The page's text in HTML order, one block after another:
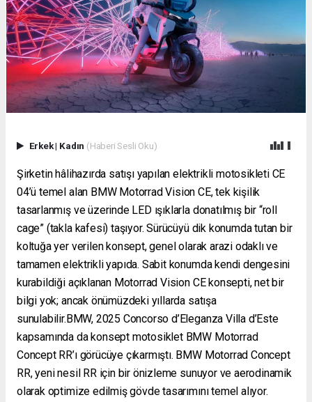
Erkek| Kadın (Haberi Sesli Oku)
Şirketin hâlihazırda satışı yapılan elektrikli motosikleti CE
04’ü temel alan BMW Motorrad Vision CE, tek kişilik
tasarlanmış ve üzerinde LED ışıklarla donatılmış bir “roll
cage” (takla kafesi) taşıyor. Sürücüyü dik konumda tutan bir
koltuğa yer verilen konsept, genel olarak arazi odaklı ve
tamamen elektrikli yapıda. Sabit konumda kendi dengesini
kurabildiği açıklanan Motorrad Vision CE konsepti, net bir
bilgi yok; ancak önümüzdeki yıllarda satışa
sunulabilir.BMW, 2025 Concorso d’Eleganza Villa d’Este
kapsamında da konsept motosiklet BMW Motorrad
Concept RR’ı görücüye çıkarmıştı. BMW Motorrad Concept
RR, yeni nesil RR için bir önizleme sunuyor ve aerodinamik
olarak optimize edilmiş gövde tasarımını temel alıyor.